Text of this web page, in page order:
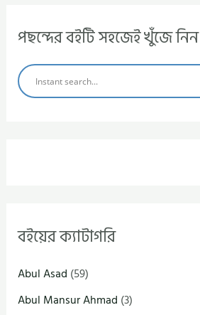
পছন্দের বইটি সহজেই খুঁজে নিন
বইয়ের ক্যাটাগরি
Abul Asad (59)
Abul Mansur Ahmad (3)